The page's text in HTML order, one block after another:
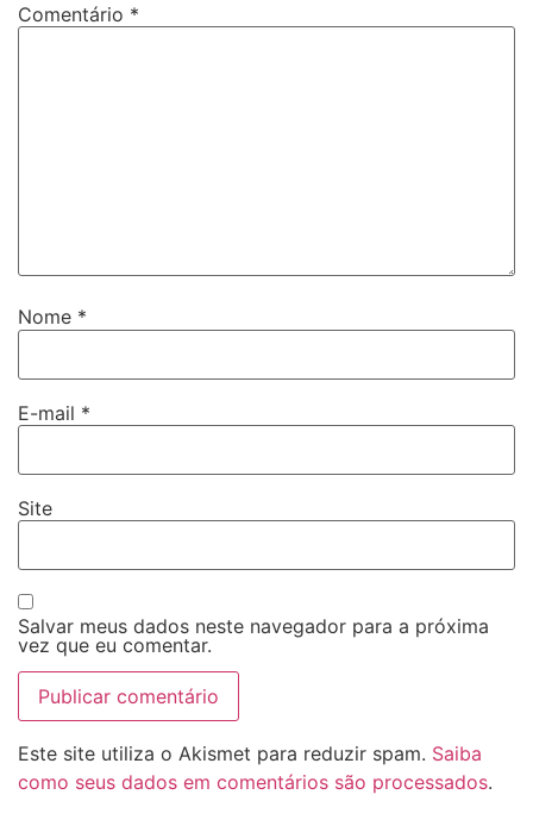
Comentário *
Nome *
E-mail *
Site
Salvar meus dados neste navegador para a próxima
vez que eu comentar.
Este site utiliza o Akismet para reduzir spam. Saiba
como seus dados em comentários são processados.